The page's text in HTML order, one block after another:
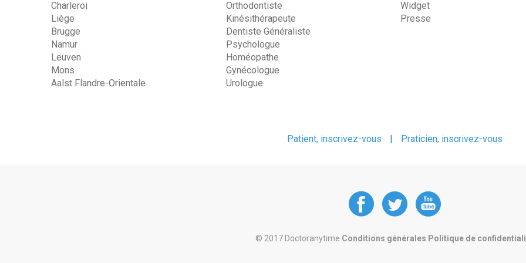
Charleroi
Liège
Brugge
Namur
Leuven
Mons
Aalst Flandre-Orientale
Orthodontiste
Kinésithérapeute
Dentiste Généraliste
Psychologue
Homéopathe
Gynécologue
Urologue
Widget
Presse
Patient, inscrivez-vous Praticien, inscrivez-vous
DoctorAnyTime
at at at
© 2017 Doctoranytime Conditions générales Politique de